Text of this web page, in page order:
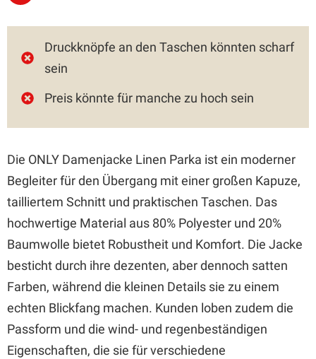
Druckknöpfe an den Taschen könnten scharf
sein
Preis könnte für manche zu hoch sein
Die ONLY Damenjacke Linen Parka ist ein moderner
Begleiter für den Übergang mit einer großen Kapuze,
tailliertem Schnitt und praktischen Taschen. Das
hochwertige Material aus 80% Polyester und 20%
Baumwolle bietet Robustheit und Komfort. Die Jacke
besticht durch ihre dezenten, aber dennoch satten
Farben, während die kleinen Details sie zu einem
echten Blickfang machen. Kunden loben zudem die
Passform und die wind- und regenbeständigen
Eigenschaften, die sie für verschiedene